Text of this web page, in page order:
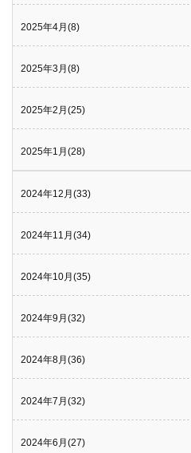
2025年4月(8)
2025年3月(8)
2025年2月(25)
2025年1月(28)
2024年12月(33)
2024年11月(34)
2024年10月(35)
2024年9月(32)
2024年8月(36)
2024年7月(32)
2024年6月(27)